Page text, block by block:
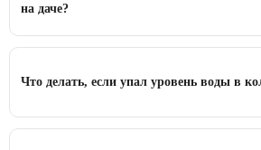
на даче?
Что делать, если упал уровень воды в